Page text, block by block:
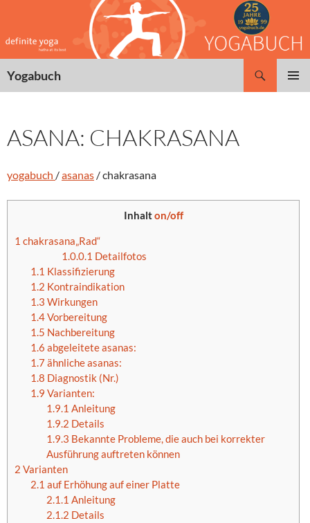
springen
Yogabuch
ASANA: CHAKRASANA
yogabuch /asanas / chakrasana
Inhalton/off
1 chakrasana„Rad“
1.0.0.1 Detailfotos
1.1 Klassifizierung
1.2 Kontraindikation
1.3 Wirkungen
1.4Vorbereitung
1.5 Nachbereitung
1.6 abgeleitete asanas:
1.7ähnliche asanas:
1.8 Diagnostik (Nr.)
1.9 Varianten:
1.9.1 Anleitung
1.9.2 Details
1.9.3 Bekannte Probleme, die auch bei korrekter
Ausführung auftreten können
2 Varianten
2.1 auf Erhöhung auf einer Platte
2.1.1 Anleitung
2.1.2 Details